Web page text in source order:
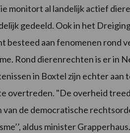
monitort al landelijk actief
gedeeld. Ook in het
besteed aan fenomenen rond
Rond dierenrechten is er in
in Boxtel zijn echter aan
overtreden. "De overheid
van de democratische
aldus minister Grapperhaus.